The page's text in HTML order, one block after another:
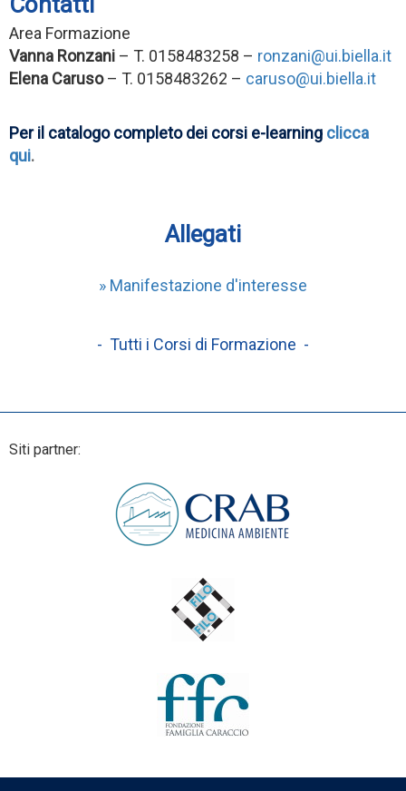
Area Formazione
Vanna Ronzani – T. 0158483258 – ronzani@ui.biella.it
Elena Caruso– T. 0158483262 – caruso@ui.biella.it
Per il catalogo completo dei corsi e-learning clicca
qui.
Allegati
» Manifestazione d'interesse
- Tutti i Corsi di Formazione -
Siti partner: